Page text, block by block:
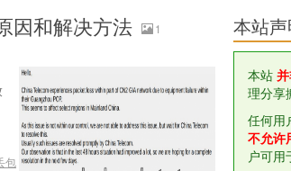
因和解决方法
1
包
本站声
本站
理分享
任何用
不允许
户可用